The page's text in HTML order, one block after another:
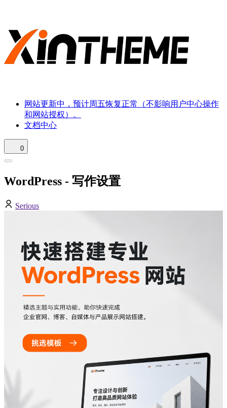
网站更新中，预计周五恢复正常（不影响用户中心操作
和网站授权）。
文档中心
0
WordPress - 写作设置
Serious